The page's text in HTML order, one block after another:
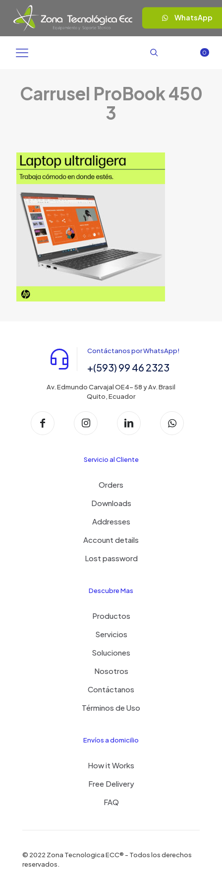
WhatsApp
0
Carrusel ProBook 450
3
Contáctanos por WhatsApp!
+(593) 99 46 2323
Av. Edmundo Carvajal OE4- 58 y Av. Brasil
Quito, Ecuador
Servicio al Cliente
Orders
Downloads
Addresses
Account details
Lost password
Descubre Mas
Productos
Servicios
Soluciones
Nosotros
Contáctanos
Términos de Uso
Envíos a domicilio
How it Works
Free Delivery
FAQ
© 2022 Zona Tecnologica ECC® - Todos los derechos
reservados.